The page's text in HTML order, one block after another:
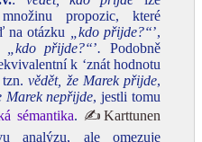
propozic, které
na otázku
„kdo přijde?“’,
„kdo přijde?“’. Podobně
k ‘znát hodnotu
tzn.vědět, že Marek přijde,
Marek nepřijde, jestli tomu
sémantika. ✍Karttunen
analýzu, ale omezuje